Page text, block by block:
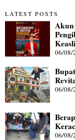
LATEST POSTS
Akun
06/08/
06/08/
06/08/